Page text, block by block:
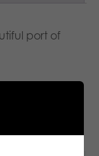
port of